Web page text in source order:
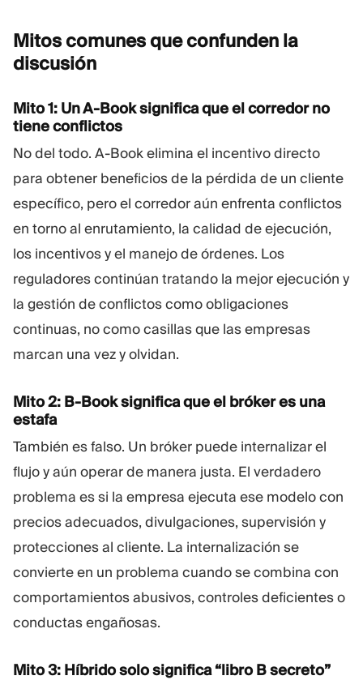
Mitos comunes que confunden la
discusión
Mito 1: Un A-Book significa que el corredor no
tiene conflictos
No del todo. A-Book elimina el incentivo directo
para obtener beneficios de la pérdida de un cliente
específico, pero el corredor aún enfrenta conflictos
en torno al enrutamiento, la calidad de ejecución,
los incentivos y el manejo de órdenes. Los
reguladores continúan tratando la mejor ejecución y
la gestión de conflictos como obligaciones
continuas, no como casillas que las empresas
marcan una vez y olvidan.
Mito 2: B-Book significa que el bróker es una
estafa
También es falso. Un bróker puede internalizar el
flujo y aún operar de manera justa. El verdadero
problema es si la empresa ejecuta ese modelo con
precios adecuados, divulgaciones, supervisión y
protecciones al cliente. La internalización se
convierte en un problema cuando se combina con
comportamientos abusivos, controles deficientes o
conductas engañosas.
Mito 3: Híbrido solo significa “libro B secreto”